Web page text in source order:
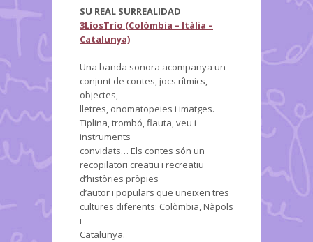
SU REAL SURREALIDAD
3LíosTrío (Colòmbia – Itàlia –
Catalunya)
Una banda sonora acompanya un
conjunt de contes, jocs rítmics,
objectes,
lletres, onomatopeies i imatges.
Tiplina, trombó, flauta, veu i
instruments
convidats… Els contes són un
recopilatori creatiu i recreatiu
d’històries pròpies
d’autor i populars que uneixen tres
cultures diferents: Colòmbia, Nàpols
i
Catalunya.